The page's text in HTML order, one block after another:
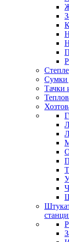
Сумки
Тачки